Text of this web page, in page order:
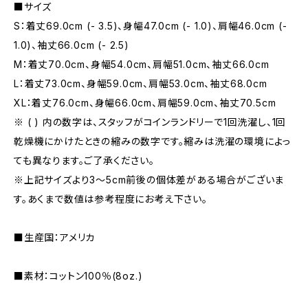
■サイズ
S：着丈69.0cm (- 3.5)、身幅47.0cm (- 1.0)、肩幅46.0cm (-
1.0)、袖丈66.0cm (- 2.5)
M：着丈70.0cm、身幅54.0cm、肩幅51.0cm、袖丈66.0cm
L：着丈73.0cm、身幅59.0cm、肩幅53.0cm、袖丈68.0cm
XL：着丈76.0cm、身幅66.0cm、肩幅59.0cm、袖丈70.5cm
※ ( ) 内の数字は、スタッフがコインランドリーで1回洗濯し、1回
乾燥機にかけたときの縮みの数字です。縮みは洗濯の環境によっ
ても異なります。ご了承ください。
※上記サイズより3～5cm前後の個体差がある場合がございま
す。あくまで数値は参考程度にお考え下さい。
■生産国：アメリカ
■素材：コットン100％(8oz.)